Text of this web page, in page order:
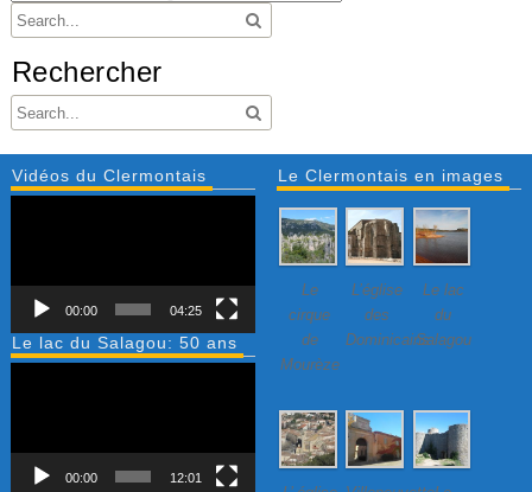
Rechercher
Vidéos du Clermontais
00:00 04:25
Le lac du Salagou: 50 ans
00:00 12:01
Le Clermontais en images
Le
cirque
de
Mourèze
L’église
des
Dominicains
Le lac
du
Salagou